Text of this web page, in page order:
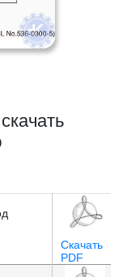
Скачать
PDF